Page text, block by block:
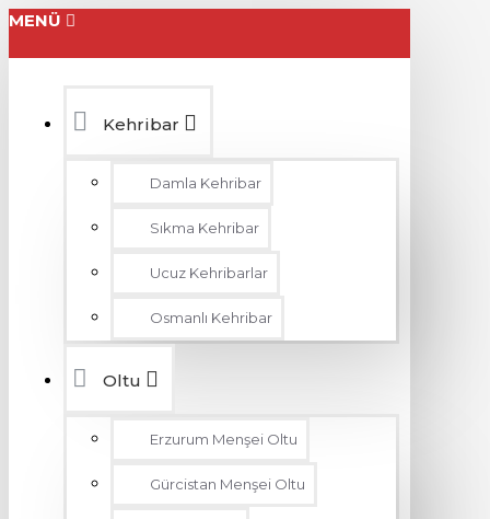
MENÜ
Kehribar
Damla Kehribar
Sıkma Kehribar
Ucuz Kehribarlar
Osmanlı Kehribar
Oltu
Erzurum Menşei Oltu
Gürcistan Menşei Oltu